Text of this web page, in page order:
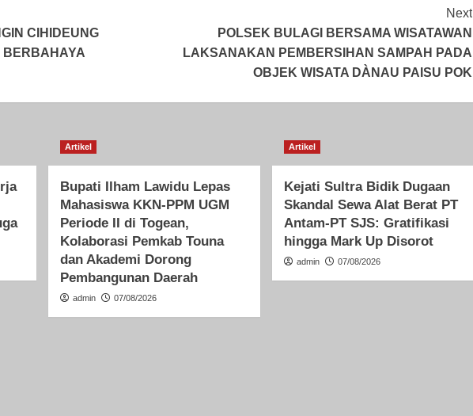
CIHIDEUNG
Next
POLSEK BULAGI BERSAMA WISATAWAN
LAKSANAKAN PEMBERSIHAN SAMPAH PADA
OBJEK WISATA DÀNAU PAISU POK
Artikel
Bupati Ilham Lawidu Lepas
Mahasiswa KKN-PPM UGM
Periode II di Togean,
Kolaborasi Pemkab Touna
dan Akademi Dorong
Pembangunan Daerah
admin 07/08/2026
Artikel
Kejati Sultra Bidik Dugaan
Skandal Sewa Alat Berat PT
Antam-PT SJS: Gratifikasi
hingga Mark Up Disorot
admin 07/08/2026